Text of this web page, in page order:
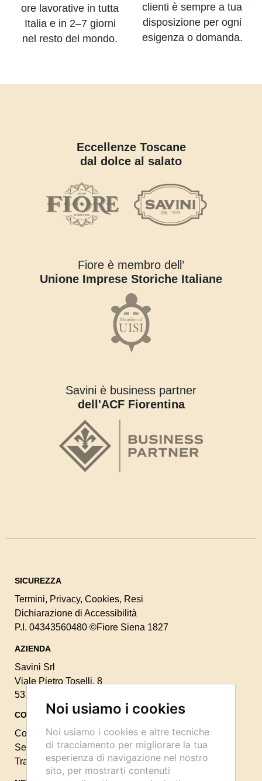
Noi usiamo i cookies
Noi usiamo i cookies e altre tecniche
di tracciamento per migliorare la tua
esperienza di navigazione nel nostro
sito, per mostrarti contenuti
ore lavorative in tutta
Italia e in 2–7 giorni
nel resto del mondo.
clienti è sempre a tua
disposizione per ogni
esigenza o domanda.
Eccellenze Toscane
dal dolce al salato
Fiore è membro dell’
Unione Imprese Storiche Italiane
Savini è business partner
dell'ACF Fiorentina
SICUREZZA
Termini, Privacy, Cookies, Resi
Dichiarazione di Accessibilità
P.I. 04343560480 ©Fiore Siena 1827
AZIENDA
Savini Srl
Viale Pietro Toselli, 8
53100 Siena -
CONTATTI
Contattaci
Seguici sui Social:
Traccia il tuo ordine